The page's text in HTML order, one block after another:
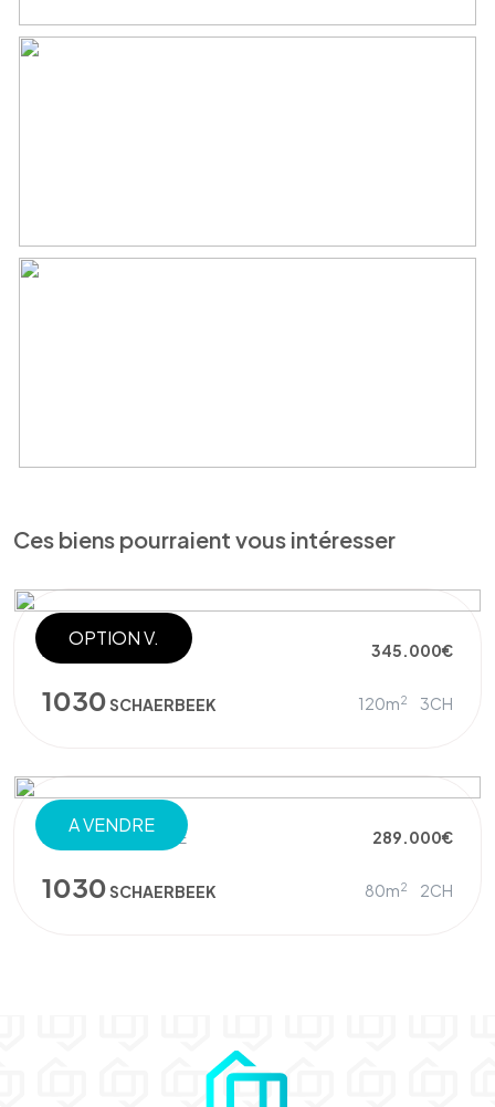
Ces biens pourraient vous intéresser
OPTION V.
APPARTEMENT 345.000€
1030SCHAERBEEK 120m2 3CH
A VENDRE
REZ-DE-CHAUSSÉE 289.000€
1030SCHAERBEEK 80m2 2CH